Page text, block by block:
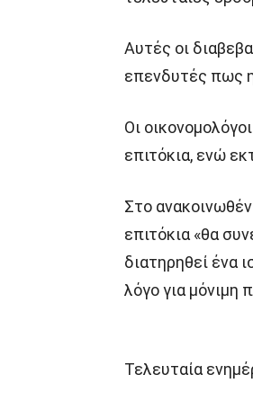
Αυτές οι
επενδυτές πως η
Οι
επιτόκια, ενώ
Στο
επιτόκια «θα
διατηρηθεί ένα
λόγο για μόνιμη
Τελευταία